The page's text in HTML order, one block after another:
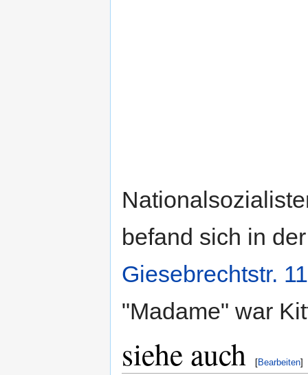
befand sich in
Giesebrechtstr. 11
"Madame" war
siehe auch [Bearbeiten]